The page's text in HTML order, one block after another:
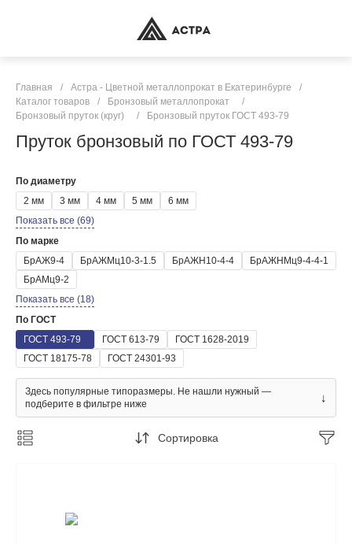
Главная / Астра - Цветной металлопрокат в Екатеринбурге
/
Каталог товаров
/ Бронзовый металлопрокат
/
Бронзовый пруток (круг)
/ Бронзовый пруток ГОСТ 493-79
Пруток бронзовый по ГОСТ 493-79
По диаметру
2 мм
3 мм 4 мм 5 мм
6 мм
Показать все (69)
По марке
БрАЖ9-4
БрАЖМц10-3-1.5 БрАЖН10-4-4
БрАЖНМц9-4-4-1
БрАМц9-2
Показать все (18)
По ГОСТ
ГОСТ 493-79
ГОСТ 613-79
ГОСТ 1628-2019
ГОСТ 18175-78
ГОСТ 24301-93
Здесь популярные типоразмеры. Не нашли нужный —
подберите в фильтре ниже
↓
Сортировка